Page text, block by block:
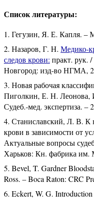
Список литературы:
Гегузин, Я. Е. Капля. –
Назаров, Г. Н. Медико-
следов крови: практ. рук.
Новгород: изд-во НГМА,
Новая рабочая
Пиголкин, Е. Н.
Судеб.-мед. экспертиза.
Станиславский, Л. В. К
крови в зависимости от
Актуальные вопросы
Харьков: Кн. фабрика
Bevel, T. Gardner
Ross. – Boca Raton: CRC
Eckert, W. G.